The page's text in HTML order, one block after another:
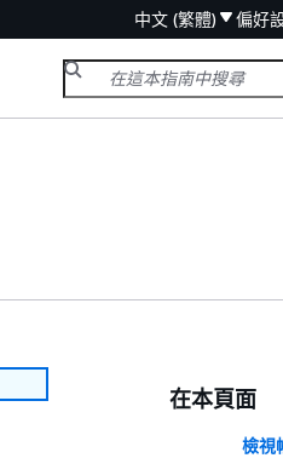
中文 (繁體) 偏好
在本頁面
檢視